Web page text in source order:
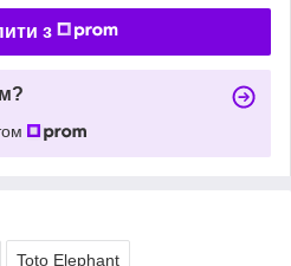
з
Toto Elephant